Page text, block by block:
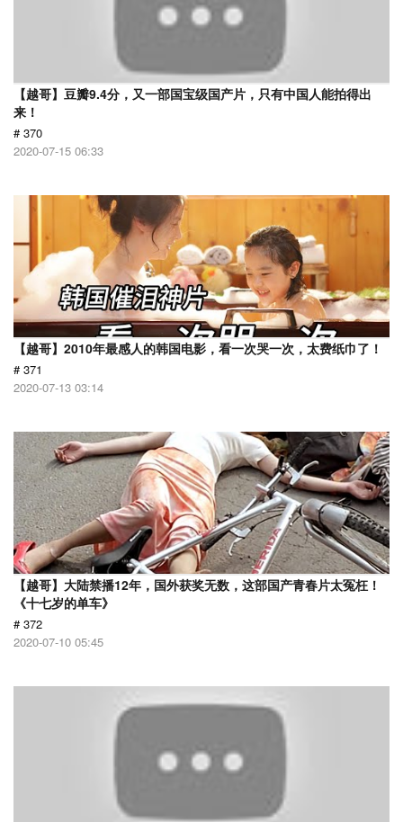
【越哥】豆瓣9.4分，又一部国宝级国产片，只有中国人能拍得出
来！
# 370
2020-07-15 06:33
【越哥】2010年最感人的韩国电影，看一次哭一次，太费纸巾了！
# 371
2020-07-13 03:14
【越哥】大陆禁播12年，国外获奖无数，这部国产青春片太冤枉！
《十七岁的单车》
# 372
2020-07-10 05:45